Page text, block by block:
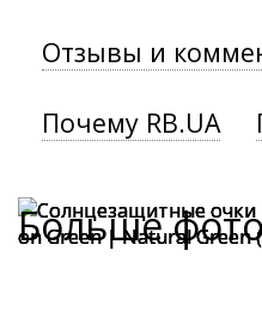
Отзывы и
Почему RB.UA
Больше